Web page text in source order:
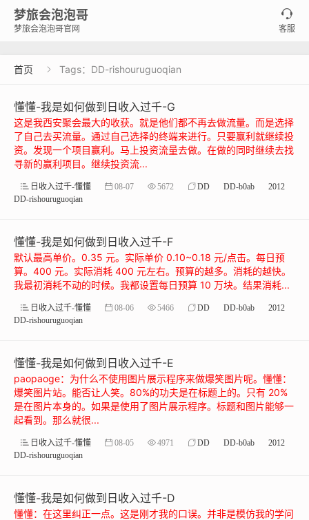
梦旅会泡泡哥
梦旅会泡泡哥官网

客服
首页  Tags：DD-rishouruguoqian
懂懂-我是如何做到日收入过千-G
这是我西安聚会最大的收获。就是他们都不再去做流量。而是选择
了自己去买流量。通过自己选择的终端来进行。只要赢利就继续投
资。发现一个项目赢利。马上投资流量去做。在做的同时继续去找
寻新的赢利项目。继续投资流...
日收入过千-懂懂 08-07 5672 DD DD-b0ab
2012
DD-rishouruguoqian
懂懂-我是如何做到日收入过千-F
默认最高单价。0.35 元。实际单价 0.10~0.18 元/点击。每日预
算。400 元。实际消耗 400 元左右。预算的越多。消耗的越快。
我最初消耗不动的时候。我都设置每日预算 10 万块。结果消耗...
日收入过千-懂懂 08-06 5466 DD DD-b0ab
2012
DD-rishouruguoqian
懂懂-我是如何做到日收入过千-E
paopaoge：为什么不使用图片展示程序来做爆笑图片呢。懂懂：
爆笑图片站。能否让人笑。80%的功夫是在标题上的。只有 20%
是在图片本身的。如果是使用了图片展示程序。标题和图片能够一
起看到。那么就很...
日收入过千-懂懂 08-05 4971 DD DD-b0ab
2012
DD-rishouruguoqian
懂懂-我是如何做到日收入过千-D
懂懂：在这里纠正一点。这是刚才我的口误。并非是模仿我的学问